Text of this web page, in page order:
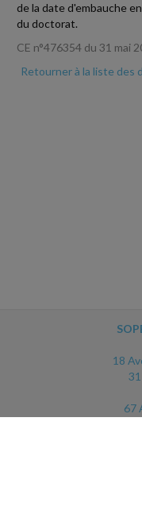
de la date d'embauche
du doctorat.
CE n°476354 du 31 mai
Retourner à la liste des
18
67